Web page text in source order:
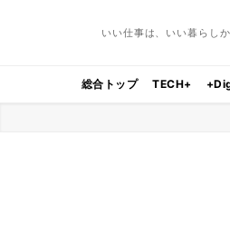
いい仕事は、いい暮らし
総合トップ TECH+